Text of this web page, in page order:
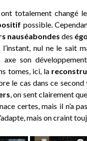
totalement changé
possible.
nauséabondes des
nul ne le sait
axe son
tomes, ici, la
le cas dans ce
, on sent clairement
certes, mais il n’a
mais on craint